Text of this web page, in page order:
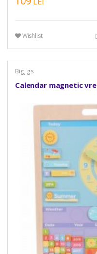
Wishlist
BigJigs
Calendar magnetic